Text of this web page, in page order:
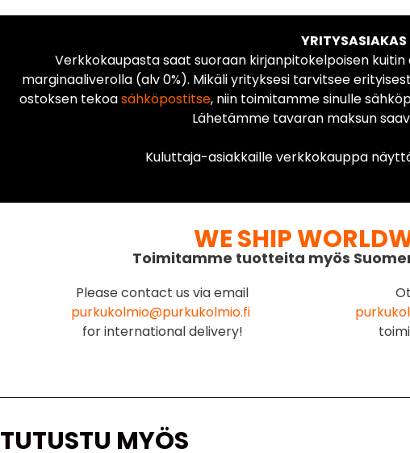
YRITYSASIAKAS
Verkkokaupasta saat suoraan kirjanpitokelpoisen
marginaaliverolla (alv 0%). Mikäli yrityksesi tarvitsee
ostoksen tekoasähköpostitse, niin toimitamme sinulle
Lähetämme tavaran maksun
Kuluttaja-asiakkaille verkkokauppa
WE SHIP
Toimitamme tuotteita myös
Please contact us via email
purkukolmio@purkukolmio.fi
for international delivery!
TUTUSTU MYÖS